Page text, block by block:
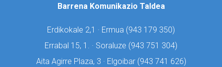
Barrena Komunikazio Taldea
Erdikokale 2,1 · Ermua (943 179 350)
Errabal 15, 1. · Soraluze (943 751 304)
Aita Agirre Plaza, 3 · Elgoibar (943 741 626)